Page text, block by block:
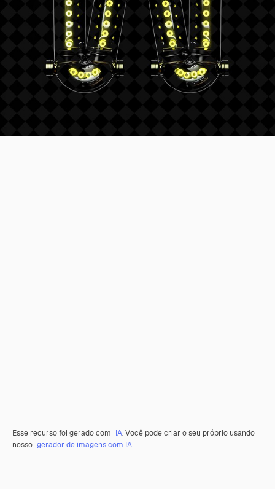
Esse recurso foi gerado com IA. Você pode criar o seu próprio usando
nosso gerador de imagens com IA.